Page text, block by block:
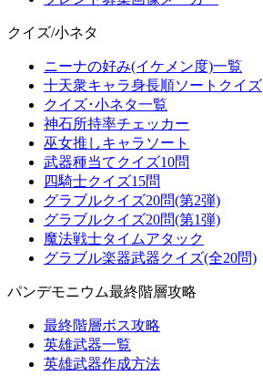
クイズ/小ネタ
ニーナの好み(イケメン度)一覧
十天衆キャラ身長順ソートクイズ
クイズ･小ネタ一覧
神石所持率チェッカー
巫女推しキャラソート
武器種当てクイズ10問
四騎士クイズ15問
グラブルクイズ20問(第2弾)
グラブルクイズ20問(第1弾)
魔法戦士タイムアタック
グラブル楽器武器クイズ(全20問)
パンデモニウム最終階層攻略
最終階層ボス攻略
英雄武器一覧
英雄武器作成方法